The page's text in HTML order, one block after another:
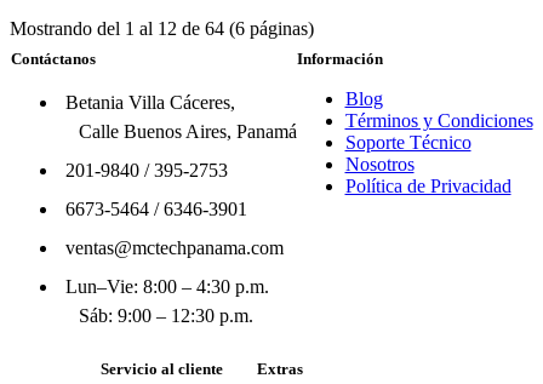
Mostrando del 1 al 12 de 64 (6 páginas)
Contáctanos
Betania Villa Cáceres,
Calle Buenos Aires, Panamá
201-9840/395-2753
6673-5464/6346-3901
ventas@mctechpanama.com
Lun–Vie: 8:00 – 4:30 p.m.
Sáb: 9:00 – 12:30 p.m.
Información
Blog
Términos y Condiciones
Soporte Técnico
Nosotros
Política de Privacidad
Servicio al cliente Extras